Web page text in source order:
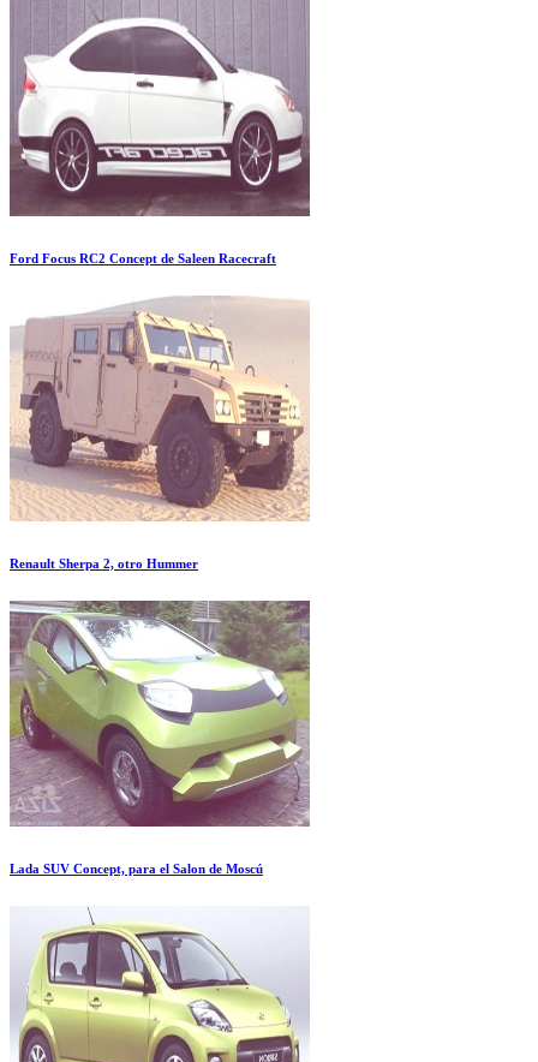
Ford Focus RC2 Concept de Saleen Racecraft
Renault Sherpa 2, otro Hummer
Lada SUV Concept, para el Salon de Moscú